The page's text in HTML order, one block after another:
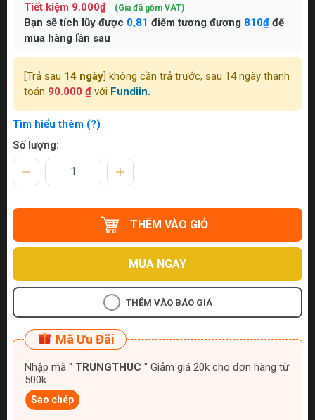
Tiết kiệm 9.000₫ (Giá đã gồm VAT)
Bạn sẽ tích lũy được 0,81 điểm tương đương 810₫ để
mua hàng lần sau
[Trả sau 14 ngày ] không cần trả trước, sau 14 ngày thanh
toán 90.000 ₫ với Fundiin.
Tìm hiểu thêm (?)
Số lượng:
THÊM VÀO GIỎ
MUA NGAY
THÊM VÀO BÁO GIÁ
Mã Ưu Đãi
Nhập mã " TRUNGTHUC " Giảm giá 20k cho đơn hàng từ
500k
Sao chép